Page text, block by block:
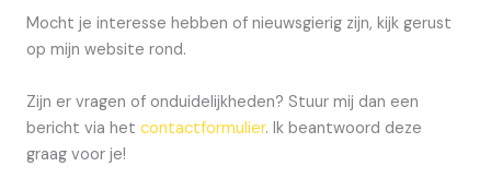
Mocht je interesse hebben of nieuwsgierig zijn, kijk gerust
op mijn website rond.
Zijn er vragen of onduidelijkheden? Stuur mij dan een
bericht via hetcontactformulier. Ik beantwoord deze
graag voor je!